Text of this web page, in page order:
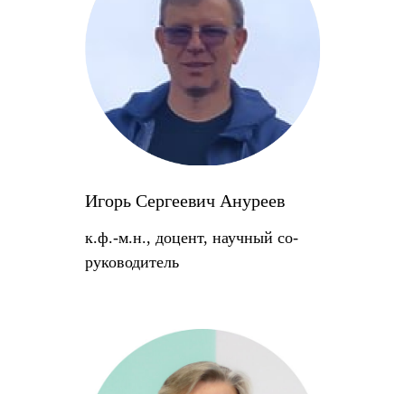
Игорь Сергеевич Ануреев
к.ф.-м.н., доцент, научный со-
руководитель